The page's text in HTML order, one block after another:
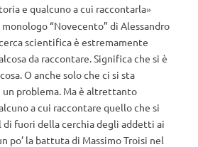
e qualcuno a cui raccontarla»
“Novecento” di Alessandro
scientifica è estremamente
da raccontare. Significa che si è
O anche solo che ci si sta
un problema. Ma è altrettanto
a cui raccontare quello che si
di fuori della cerchia degli addetti ai
po’ la battuta di Massimo Troisi nel